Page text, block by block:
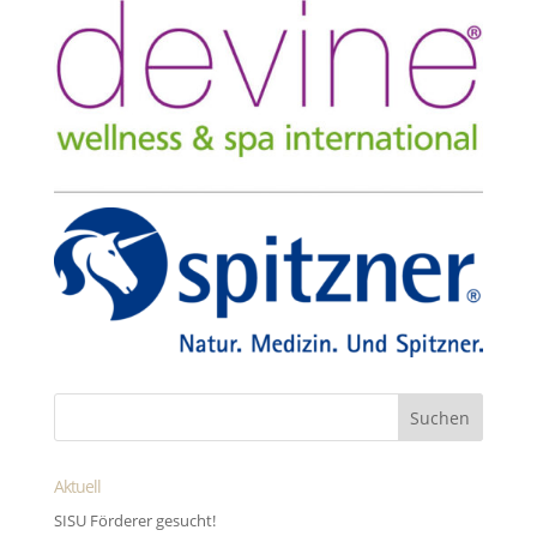
Aktuell
SISU Förderer gesucht!